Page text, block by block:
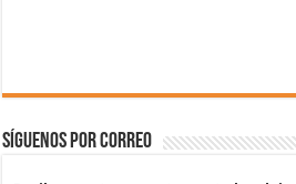
Síguenos por correo